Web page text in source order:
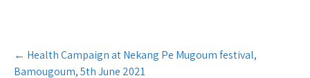
Post
navigation
← Health Campaign at Nekang Pe Mugoum festival,
Bamougoum, 5th June 2021